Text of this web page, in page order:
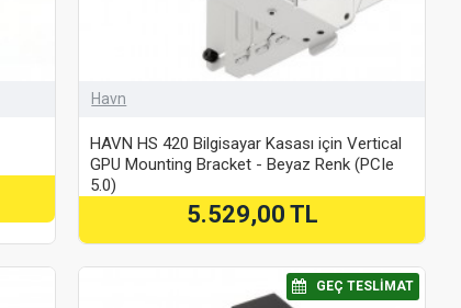
Havn
HAVN HS 420 Bilgisayar Kasası için Vertical
GPU Mounting Bracket - Beyaz Renk (PCIe
5.0)
5.529,00 TL
⠀GEÇ TESLIMAT